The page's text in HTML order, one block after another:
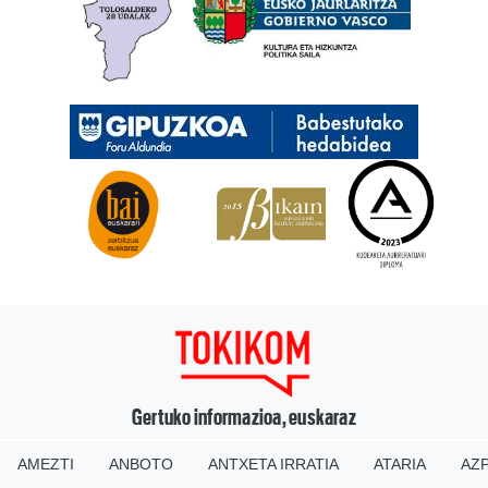
Gertuko informazioa, euskaraz
AMEZTI ANBOTO ANTXETA IRRATIA ATARIA